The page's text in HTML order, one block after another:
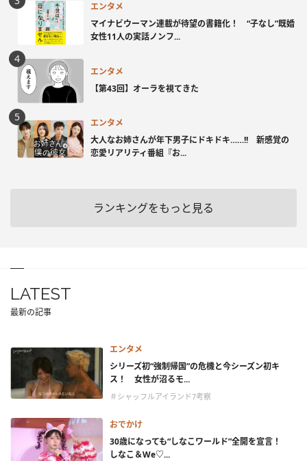
エンタメ
マイナビウーマン連載が待望の書籍化！ “子なし”既婚
女性11人の実話ノンフ...
エンタメ
【第43回】オーラを視てきた
エンタメ
大人なお姉さんが年下男子にドキドキ……!! 新感覚の
恋愛リアリティ番組『お...
ランキングをもっと見る
LATEST
最新の記事
エンタメ
シリーズ初“強制帰国”の危機と今シーズン初キ
ス！ 女性が沼るモ...
＃シャッフルアイランド7考察
おでかけ
30歳になっても“しなこワールド”全開を宣言！
しなこ＆We♡...